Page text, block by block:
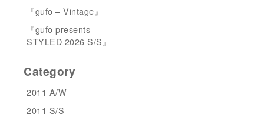
『gufo – Vintage』
『gufo presents
STYLED 2026 S/S』
Category
2011 A/W
2011 S/S